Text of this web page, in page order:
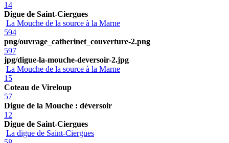
14
Digue de Saint-Ciergues
La Mouche de la source à la Marne
594
png/ouvrage_catherinet_couverture-2.png
597
jpg/digue-la-mouche-deversoir-2.jpg
La Mouche de la source à la Marne
15
Coteau de Vireloup
57
Digue de la Mouche : déversoir
12
Digue de Saint-Ciergues
La digue de Saint-Ciergues